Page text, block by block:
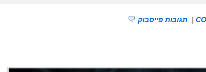
| תגובות פייסבוק